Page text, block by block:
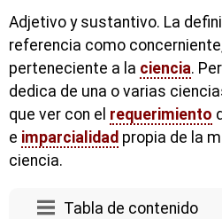
Adjetivo y sustantivo. La
referencia como
perteneciente a la ciencia.
dedica de una o varias
que ver con el requerimiento
e imparcialidad propia de la
ciencia.
Tabla de contenido